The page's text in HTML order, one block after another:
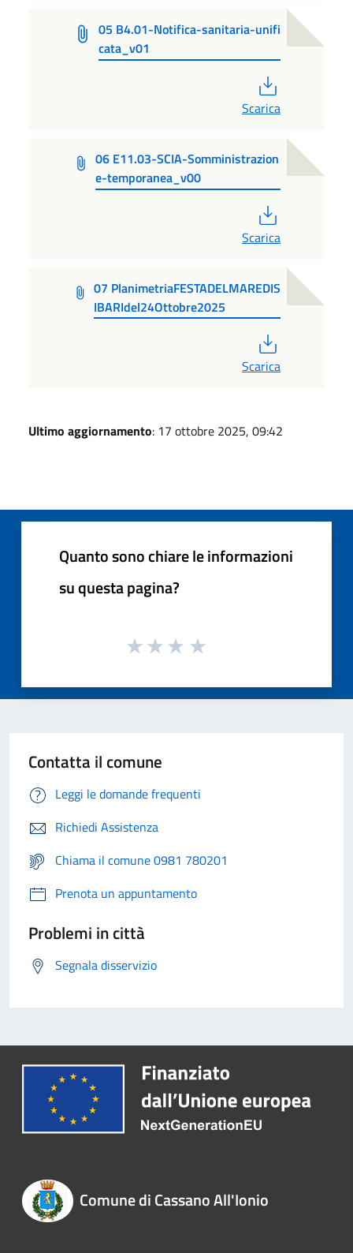
05 B4.01-Notifica-sanitaria-unifi
cata_v01
Scarica
06 E11.03-SCIA-Somministrazion
e-temporanea_v00
Scarica
07 PlanimetriaFESTADELMAREDIS
IBARIdel24Ottobre2025
Scarica
Ultimo aggiornamento: 17 ottobre 2025, 09:42
Quanto sono chiare le informazioni
su questa pagina?
Contatta il comune
Leggi le domande frequenti
Richiedi Assistenza
Chiama il comune 0981 780201
Prenota un appuntamento
Problemi in città
Segnala disservizio
Comune di Cassano All'Ionio